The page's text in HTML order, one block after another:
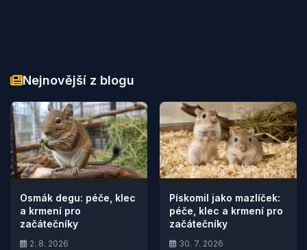
Nejnovější z blogu
Osmák degu: péče, klec
a krmení pro
začátečníky
2. 8. 2026
Pískomil jako mazlíček:
péče, klec a krmení pro
začátečníky
30. 7. 2026